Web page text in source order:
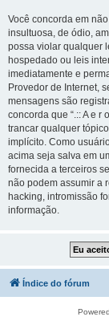
Você concorda em
insultuosa, de ódio,
possa violar qualquer
hospedado ou leis
imediatamente e
Provedor de Internet,
mensagens são
concorda que “.:: A e r
trancar qualquer
implícito. Como
acima seja salva em
fornecida a terceiros
não podem assumir a
hacking, intromissão
informação.
Índice do fórum